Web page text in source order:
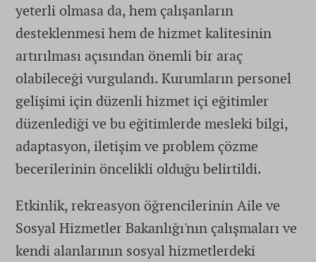
yeterli olmasa da, hem çalışanların
desteklenmesi hem de hizmet kalitesinin
artırılması açısından önemli bir araç
olabileceği vurgulandı. Kurumların personel
gelişimi için düzenli hizmet içi eğitimler
düzenlediği ve bu eğitimlerde mesleki bilgi,
adaptasyon, iletişim ve problem çözme
becerilerinin öncelikli olduğu belirtildi.
Etkinlik, rekreasyon öğrencilerinin Aile ve
Sosyal Hizmetler Bakanlığı'nın çalışmaları ve
kendi alanlarının sosyal hizmetlerdeki